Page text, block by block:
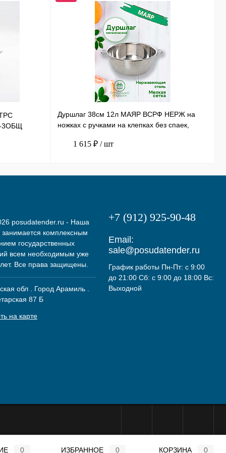
3ОБЩ
Дуршлаг 38см 12л МАЯР ВСРФ НЕРЖ на
ножках с ручками на клепках без спаек,
1 615 ₽ / шт
posudatender.ru - Наша
комплексным
государственных
всем необходимым уже
Все права защищены.
обл . Город Арамиль .
87 Б
на карте
+7 (912) 925-90-48
Email:
sale@posudatender.ru
График работы Пн-Пт: с 9:00
до 21:00 Сб: с 9:00 до 18:00 Вс:
Выходной
0 ИЗБРАННОЕ 0 КОРЗИНА 0